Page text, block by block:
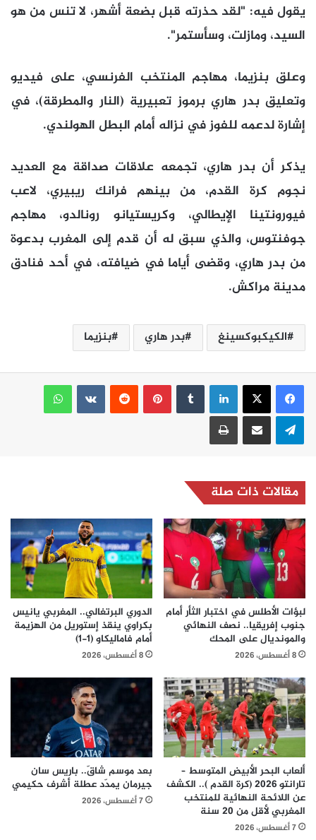
يقول فيه: "لقد حذرته قبل بضعة أشهر، لا تنس من هو
السيد، ومازلت، وسأستمر".
وعلق بنزيما، مهاجم المنتخب الفرنسي، على فيديو
وتعليق بدر هاري برموز تعبيرية (النار والمطرقة)، في
إشارة لدعمه للفوز في نزاله أمام البطل الهولندي.
يذكر أن بدر هاري، تجمعه علاقات صداقة مع العديد
نجوم كرة القدم، من بينهم فرانك ريبيري، لاعب
فيورونتينا الإيطالي، وكريستيانو رونالدو، مهاجم
جوفنتوس، والذي سبق له أن قدم إلى المغرب بدعوة
من بدر هاري، وقضى أياما في ضيافته، في أحد فنادق
مدينة مراكش.
الكيكبوكسينغ بدر هاري بنزيما
لينكدإن بينتيريست
واتساب
تيلقرام مشاركة عبر البريد طباعة
مقالات ذات صلة
لبؤات الأطلس في اختبار الثأر أمام
جنوب إفريقيا.. نصف النهائي
والمونديال على المحك
8 أغسطس، 2026
الدوري البرتغالي.. المغربي يانيس
بكراوي ينقذ إستوريل من الهزيمة
أمام فاماليكاو (1-1)
8 أغسطس، 2026
ألعاب البحر الأبيض المتوسط –
تارانتو 2026 (كرة القدم ).. الكشف
عن اللائحة النهائية للمنتخب
المغربي لأقل من 20 سنة
7 أغسطس، 2026
بعد موسم شاقّ.. باريس سان
جيرمان يمدّد عطلة أشرف حكيمي
7 أغسطس، 2026